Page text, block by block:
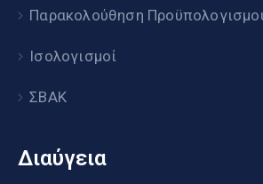
Παρακολούθηση
Ισολογισμοί
ΣΒΑΚ
Διαύγεια